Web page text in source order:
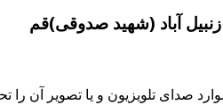
آباد (شهید صدوقی)قم
صدای تلویزیون و یا تصویر آن